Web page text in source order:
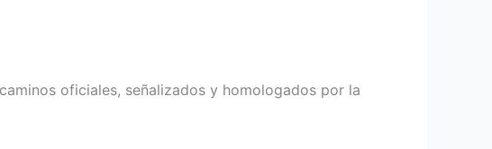
oficiales, señalizados y homologados por la